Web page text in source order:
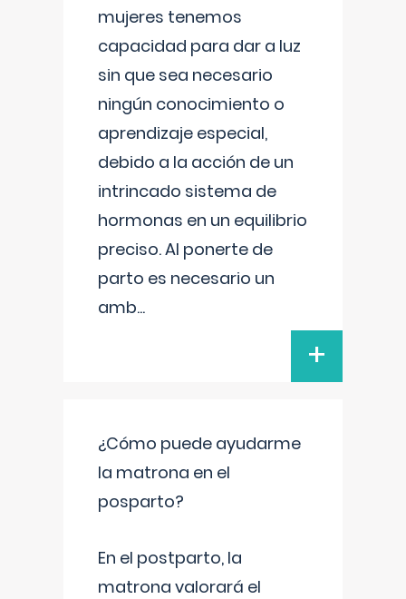
mujeres tenemos
capacidad para dar a luz
sin que sea necesario
ningún conocimiento o
aprendizaje especial,
debido a la acción de un
intrincado sistema de
hormonas en un equilibrio
preciso. Al ponerte de
parto es necesario un
amb...
+
¿Cómo puede ayudarme
la matrona en el
posparto?
En el postparto, la
matrona valorará el